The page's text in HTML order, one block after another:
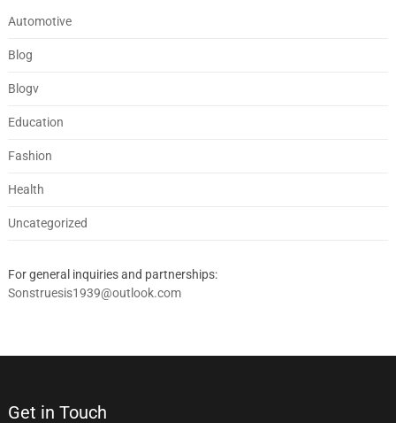
Automotive
Blog
Blogv
Education
Fashion
Health
Uncategorized
For general inquiries and partnerships:
Sonstruesis1939@outlook.com
Get in Touch